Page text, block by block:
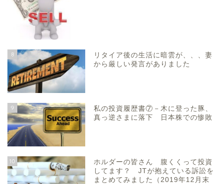
8
リタイア後の生活に暗雲が、、、妻
から厳しい発言がありました
9
私の投資履歴書⑦－木に登った豚、
真っ逆さまに落下 日本株での惨敗
10
ホルダーの皆さん 腹くくって投資
してます？ JTが抱えている訴訟を
まとめてみました（2019年12月末